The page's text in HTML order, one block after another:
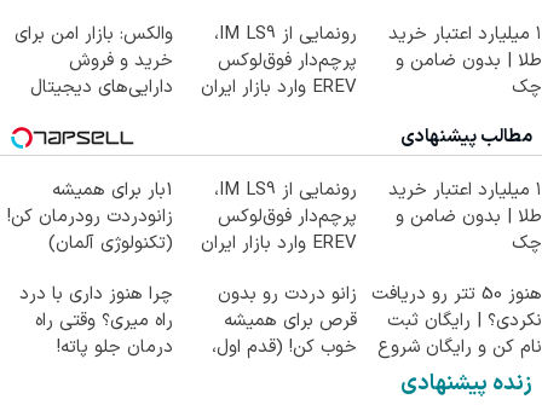
۱ میلیارد اعتبار خرید
طلا | بدون ضامن و
چک
رونمایی از IM LS9،
پرچم‌دار فوق‌لوکس
EREV وارد بازار ایران
والکس: بازار امن برای
خرید و فروش
دارایی‌های دیجیتال
مطالب پیشنهادی
۱ میلیارد اعتبار خرید
طلا | بدون ضامن و
چک
رونمایی از IM LS9،
پرچم‌دار فوق‌لوکس
EREV وارد بازار ایران
1بار برای همیشه
زانودردت رودرمان کن!
(تکنولوژی آلمان)
هنوز 50 تتر رو دریافت
نکردی؟ | رایگان ثبت
نام کن و رایگان شروع
کن!
زانو دردت رو بدون
قرص برای همیشه
خوب کن! (قدم اول،
چرا هنوز داری با درد
راه میری؟ وقتی راه
درمان جلو پاته!
زنده پیشنهادی